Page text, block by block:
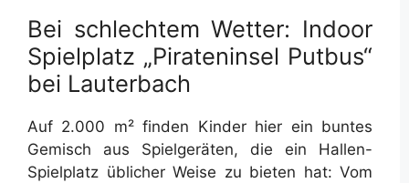
Bei schlechtem Wetter: Indoor
Spielplatz „Pirateninsel Putbus“
bei Lauterbach
Auf 2.000 m² finden Kinder hier ein buntes
Gemisch aus Spielgeräten, die ein Hallen-
Spielplatz üblicher Weise zu bieten hat: Vom